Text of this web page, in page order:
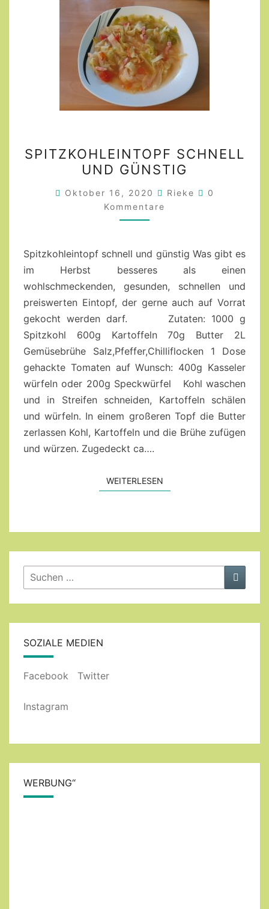
SCHNELL
UND
GÜNSTIG
SPITZKOHLEINTOPF SCHNELL
UND GÜNSTIG
Oktober 16, 2020 Rieke Kommentare
0
Kommentare
Spitzkohleintopf schnell und günstig Was gibt es
im Herbst besseres als einen
wohlschmeckenden, gesunden, schnellen und
preiswerten Eintopf, der gerne auch auf Vorrat
gekocht werden darf. Zutaten: 1000 g
Spitzkohl 600g Kartoffeln 70g Butter 2L
Gemüsebrühe Salz,Pfeffer,Chilliflocken 1 Dose
gehackte Tomaten auf Wunsch: 400g Kasseler
würfeln oder 200g Speckwürfel Kohl waschen
und in Streifen schneiden, Kartoffeln schälen
und würfeln. In einem großeren Topf die Butter
zerlassen Kohl, Kartoffeln und die Brühe zufügen
und würzen. Zugedeckt ca….
WEITERLESENWEITERLESEN
Suchen
nach:
SOZIALE MEDIEN
Facebook Twitter
Instagram
WERBUNG“